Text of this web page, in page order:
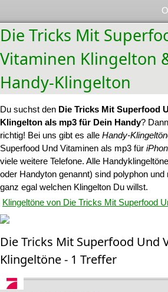
Die Tricks Mit
Vitaminen Klingelton
Handy-Klingelton
Du suchst den Die Tricks Mit Superfood
Klingelton als mp3 für Dein Handy?
richtig! Bei uns gibt es alle Handy-
Superfood Und Vitaminen als mp3 für
viele weitere Telefone. Alle
oder Handyton genannt) sind polyphon und
ganz egal welchen Klingelton Du willst.
Klingeltöne von Die Tricks Mit Superfood
Die Tricks Mit Superfood Und
Klingeltöne - 1 Treffer